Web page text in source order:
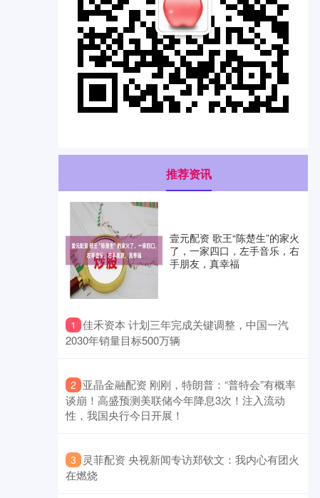
推荐资讯
壹元配资 歌王“陈楚生”的家火
了，一家四口，左手音乐，右
手朋友，真幸福
1 ​佳禾资本 计划三年完成关键调整，中国一汽
2030年销量目标500万辆
2 ​亚晶金融配资 刚刚，特朗普：“普特会”有概率
谈崩！高盛预测美联储今年降息3次！注入流动
性，我国央行今日开展！
3 ​灵菲配资 央视新闻专访郑钦文：我内心有团火
在燃烧